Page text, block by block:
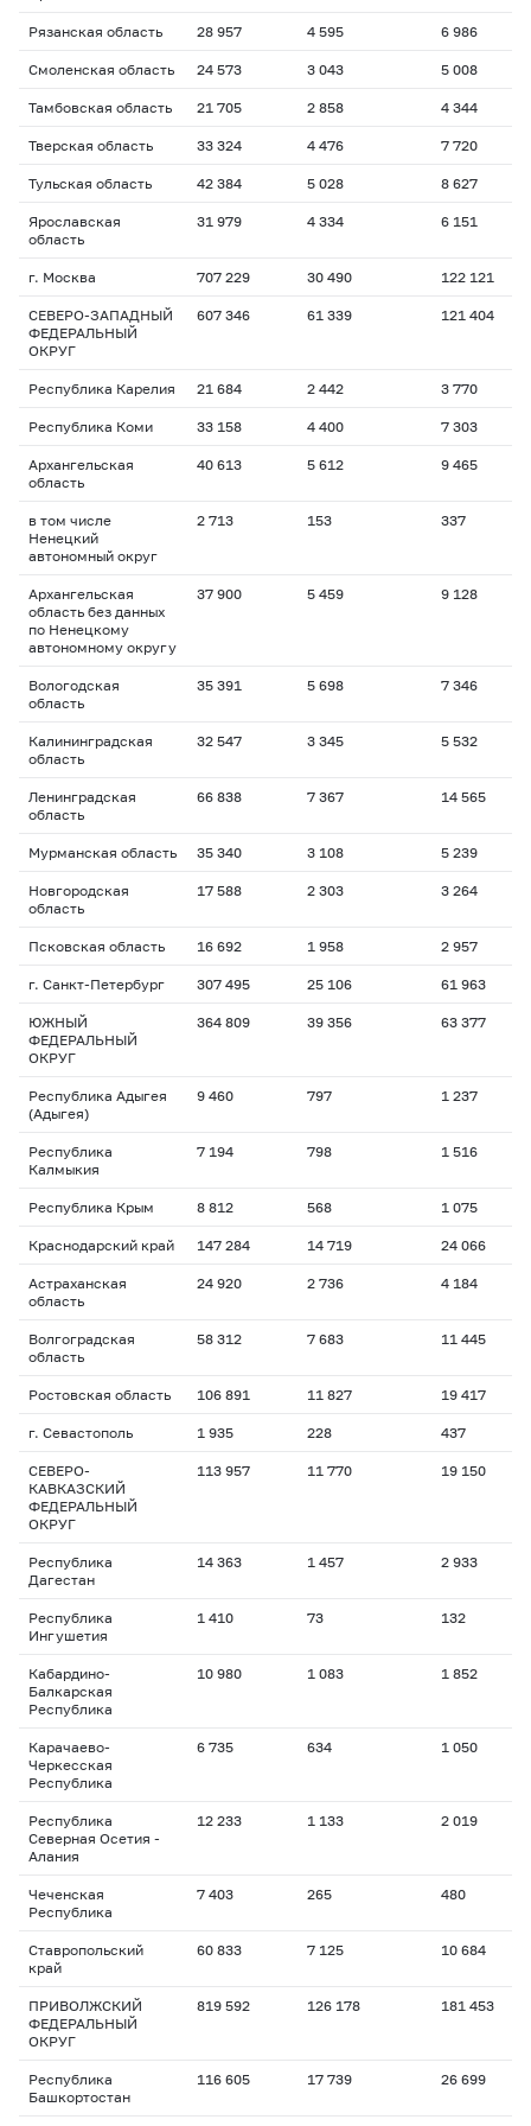
Рязанская область 28 957 4 595 6 986
Смоленская область 24 573 3 043 5 008
Тамбовская область 21 705 2 858 4 344
Тверская область 33 324 4 476 7 720
Тульская область 42 384 5 028 8 627
Ярославская
область
31 979 4 334 6 151
г. Москва 707 229 30 490 122 121
СЕВЕРО-ЗАПАДНЫЙ
ФЕДЕРАЛЬНЫЙ
ОКРУГ
607 346 61 339 121 404
Республика Карелия 21 684 2 442 3 770
Республика Коми 33 158 4 400 7 303
Архангельская
область
40 613 5 612 9 465
в том числе
Ненецкий
автономный округ
2 713 153 337
Архангельская
область без данных
по Ненецкому
автономному округу
37 900 5 459 9 128
Вологодская
область
35 391 5 698 7 346
Калининградская
область
32 547 3 345 5 532
Ленинградская
область
66 838 7 367 14 565
Мурманская область 35 340 3 108 5 239
Новгородская
область
17 588 2 303 3 264
Псковская область 16 692 1 958 2 957
г. Санкт-Петербург 307 495 25 106 61 963
ЮЖНЫЙ
ФЕДЕРАЛЬНЫЙ
ОКРУГ
364 809 39 356 63 377
Республика Адыгея
(Адыгея)
9 460 797 1 237
Республика
Калмыкия
7 194 798 1 516
Республика Крым 8 812 568 1 075
Краснодарский край 147 284 14 719 24 066
Астраханская
область
24 920 2 736 4 184
Волгоградская
область
58 312 7 683 11 445
Ростовская область 106 891 11 827 19 417
г. Севастополь 1 935 228 437
СЕВЕРО-
КАВКАЗСКИЙ
ФЕДЕРАЛЬНЫЙ
ОКРУГ
113 957 11 770 19 150
Республика
Дагестан
14 363 1 457 2 933
Республика
Ингушетия
1 410 73 132
Кабардино-
Балкарская
Республика
10 980 1 083 1 852
Карачаево-
Черкесская
Республика
6 735 634 1 050
Республика
Северная Осетия -
Алания
12 233 1 133 2 019
Чеченская
Республика
7 403 265 480
Ставропольский
край
60 833 7 125 10 684
ПРИВОЛЖСКИЙ
ФЕДЕРАЛЬНЫЙ
ОКРУГ
819 592 126 178 181 453
Республика
Башкортостан
116 605 17 739 26 699